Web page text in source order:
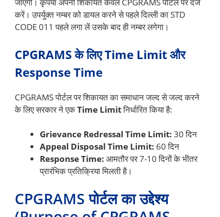
करें। उपर्युक्त नम्बर को डायल करने से पहले दिल्ली का STD
CODE 011 पहले लगा लें उसके बाद ही नम्बर लगेगा।
CPGRAMS के लिए Time Limit और
Response Time
CPGRAMS पोर्टल पर शिकायत का समाधान जल्द से जल्द करने
के लिए सरकार ने एकTime Limitनिर्धारित किया है:
Grievance Redressal Time Limit: 30 दिन
Appeal Disposal Time Limit: 60 दिन
Response Time: आमतौर पर 7-10 दिनों के भीतर
प्रारंभिक प्रतिक्रिया मिलती है।
CPGRAMS पोर्टल का उद्देश्य